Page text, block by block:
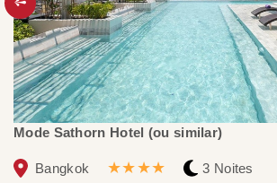
Mode Sathorn Hotel (ou similar)
Bangkok ★★★★ 3 Noites